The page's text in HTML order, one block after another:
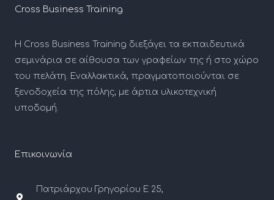
Cross Business Training
Η Cross Business Training διεξάγει τα εκπαιδευτικά
σεμινάρια σε αίθουσα των γραφείων της ή στο χώρο
του πελάτη. Εναλλακτικά, πραγματοποιούνται σε
ξενοδοχεία της πόλης, με άρτια υλικοτεχνική
υποδομή.
Επικοινωνία
Πατριάρχου Γρηγορίου Ε 25,